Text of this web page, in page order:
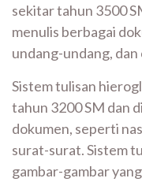
sekitar tahun 3500
menulis berbagai
undang-undang,
Sistem tulisan
tahun 3200 SM dan
dokumen, seperti
surat-surat. Sistem
gambar-gambar